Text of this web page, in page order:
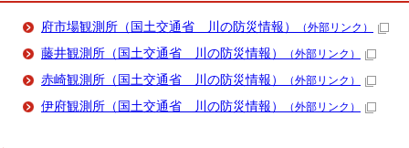
府市場観測所（国土交通省 川の防災情報） （外部リンク）
藤井観測所（国土交通省 川の防災情報） （外部リンク）
赤崎観測所（国土交通省 川の防災情報） （外部リンク）
伊府観測所（国土交通省 川の防災情報） （外部リンク）